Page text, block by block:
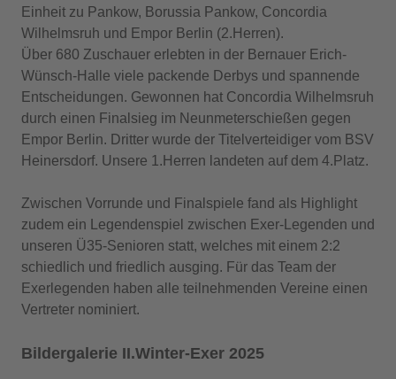
Einheit zu Pankow, Borussia Pankow, Concordia
Wilhelmsruh und Empor Berlin (2.Herren).
Über 680 Zuschauer erlebten in der Bernauer Erich-
Wünsch-Halle viele packende Derbys und spannende
Entscheidungen. Gewonnen hat Concordia Wilhelmsruh
durch einen Finalsieg im Neunmeterschießen gegen
Empor Berlin. Dritter wurde der Titelverteidiger vom BSV
Heinersdorf. Unsere 1.Herren landeten auf dem 4.Platz.
Zwischen Vorrunde und Finalspiele fand als Highlight
zudem ein Legendenspiel zwischen Exer-Legenden und
unseren Ü35-Senioren statt, welches mit einem 2:2
schiedlich und friedlich ausging. Für das Team der
Exerlegenden haben alle teilnehmenden Vereine einen
Vertreter nominiert.
Bildergalerie II.Winter-Exer 2025